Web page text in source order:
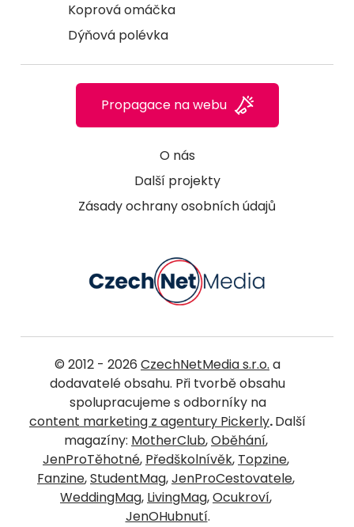
Koprová omáčka
Dýňová polévka
O nás
Další projekty
Zásady ochrany osobních údajů
Propagace na webu
© 2012 - 2026 CzechNetMedia s.r.o. a
dodavatelé obsahu. Při tvorbě obsahu
spolupracujeme s odborníky na
content marketing z agentury Pickerly.Další
magazíny: MotherClub,Oběhání,
JenProTěhotné, Předškolnívěk, Topzine,
Fanzine,StudentMag,JenProCestovatele,
WeddingMag, LivingMag,Ocukroví,
JenOHubnutí.